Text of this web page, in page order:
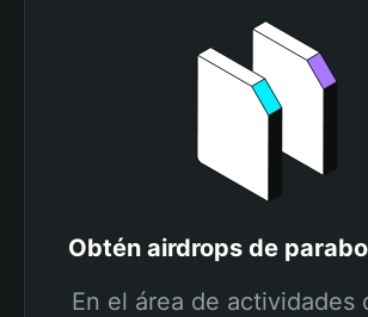
Obtén airdrops de
En el área de actividades